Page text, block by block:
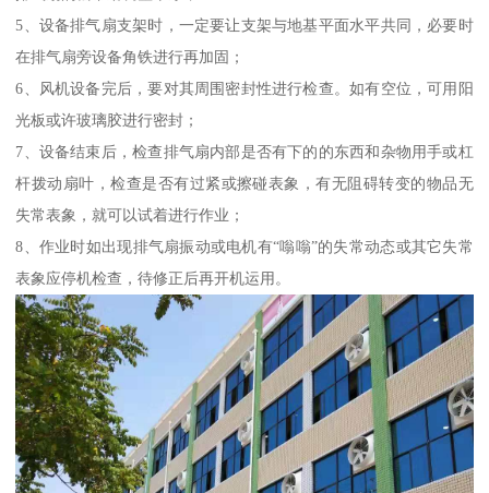
5、设备排气扇支架时，一定要让支架与地基平面水平共同，必要时
在排气扇旁设备角铁进行再加固；
6、风机设备完后，要对其周围密封性进行检查。如有空位，可用阳
光板或许玻璃胶进行密封；
7、设备结束后，检查排气扇内部是否有下的的东西和杂物用手或杠
杆拨动扇叶，检查是否有过紧或擦碰表象，有无阻碍转变的物品无
失常表象，就可以试着进行作业；
8、作业时如出现排气扇振动或电机有“嗡嗡”的失常动态或其它失常
表象应停机检查，待修正后再开机运用。